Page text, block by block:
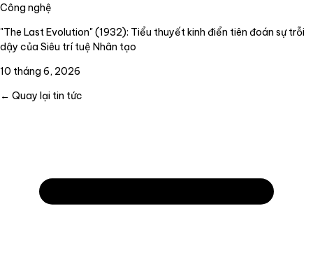
Công nghệ
"The Last Evolution" (1932): Tiểu thuyết kinh điển tiên đoán sự trỗi
dậy của Siêu trí tuệ Nhân tạo
10 tháng 6, 2026
← Quay lại tin tức